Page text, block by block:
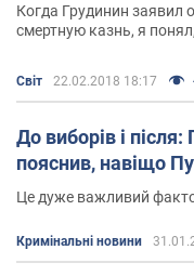
Когда Грудинин заявил
смертную казнь, я
Світ 22.02.2018 18:17
До виборів і
пояснив, навіщо
Це дуже важливий
Кримінальні новини